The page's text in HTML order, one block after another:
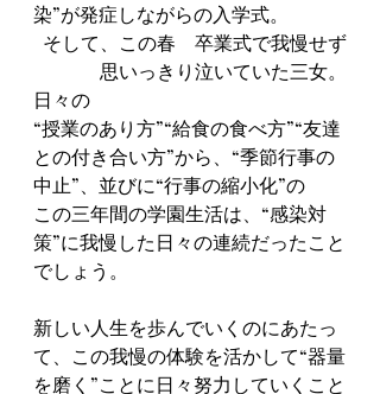
染”が発症しながらの入学式。
そして、この春　卒業式で我慢せず
思いっきり泣いていた三女。
日々の
“授業のあり方”“給食の食べ方”“友達
との付き合い方”から、“季節行事の
中止”、並びに“行事の縮小化”の
この三年間の学園生活は、“感染対
策”に我慢した日々の連続だったこと
でしょう。
新しい人生を歩んでいくのにあたっ
て、この我慢の体験を活かして“器量
を磨く”ことに日々努力していくこと